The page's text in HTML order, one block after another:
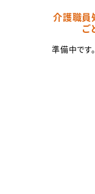
介護職員
ご
準備中です。